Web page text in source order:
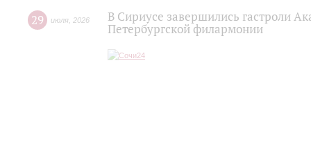
29 июля 2026
В Сириусе завершились гастроли
Петербургской филармонии